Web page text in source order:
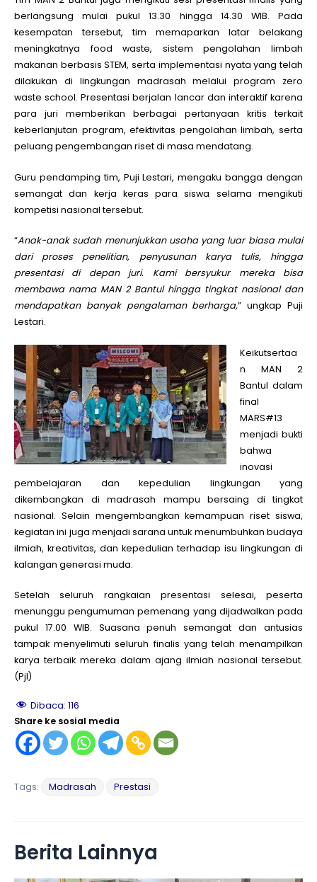
berlangsung mulai pukul 13.30 hingga 14.30 WIB. Pada
kesempatan tersebut, tim memaparkan latar belakang
meningkatnya food waste, sistem pengolahan limbah
makanan berbasis STEM, serta implementasi nyata yang telah
dilakukan di lingkungan madrasah melalui program zero
waste school. Presentasi berjalan lancar dan interaktif karena
para juri memberikan berbagai pertanyaan kritis terkait
keberlanjutan program, efektivitas pengolahan limbah, serta
peluang pengembangan riset di masa mendatang.
Guru pendamping tim, Puji Lestari, mengaku bangga dengan
semangat dan kerja keras para siswa selama mengikuti
kompetisi nasional tersebut.
“Anak-anak sudah menunjukkan usaha yang luar biasa mulai
dari proses penelitian, penyusunan karya tulis, hingga
presentasi di depan juri. Kami bersyukur mereka bisa
membawa nama MAN 2 Bantul hingga tingkat nasional dan
mendapatkan banyak pengalaman berharga,” ungkap Puji
Lestari.
Keikutsertaa
n MAN 2
Bantul dalam
final
MARS#13
menjadi bukti
bahwa
inovasi
pembelajaran dan kepedulian lingkungan yang
dikembangkan di madrasah mampu bersaing di tingkat
nasional. Selain mengembangkan kemampuan riset siswa,
kegiatan ini juga menjadi sarana untuk menumbuhkan budaya
ilmiah, kreativitas, dan kepedulian terhadap isu lingkungan di
kalangan generasi muda.
Setelah seluruh rangkaian presentasi selesai, peserta
menunggu pengumuman pemenang yang dijadwalkan pada
pukul 17.00 WIB. Suasana penuh semangat dan antusias
tampak menyelimuti seluruh finalis yang telah menampilkan
karya terbaik mereka dalam ajang ilmiah nasional tersebut.
(Pjl)
Dibaca: 116
Share ke sosial media
Tags: Madrasah Prestasi
Berita Lainnya